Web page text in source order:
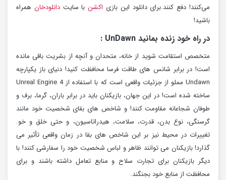
می‌کنند! دفع کنند.برای دانلود این بازی اکشنبا سایت دانلودخان همراه
باشید!
در راه خود زنده بمانید UnDawn :
متخصص استقامت شوید از خانه، متحدان و آنچه از بشریت باقی مانده
است! در برابر شانس های طاقت فرسا محافظت کنید! دنیای باز یکپارچه
Undawn مملو از جزئیات واقعی است که با استفاده از Unreal Engine 4
ساخته شده است! در این جهان، بازیکنان باید در برابر باران، گرما، برف و
طوفان شجاعانه مقاومت کنند! و شاخص های بقای شخصیت خود مانند
گرسنگی، نوع بدن، قدرت، سلامت، هیدراتاسیون، و حتی خلق و خو.
تغییرات در محیط نیز بر این شاخص های بقا در زمان واقعی تأثیر می
گذارد! بازیکنان می توانند ظاهر و لباس شخصیت خود را سفارشی کنند! با
دیگر بازیکنان برای تجارت سلاح و منابع تعامل داشته باشند و برای
محافظت از منابع خود بجنگند.